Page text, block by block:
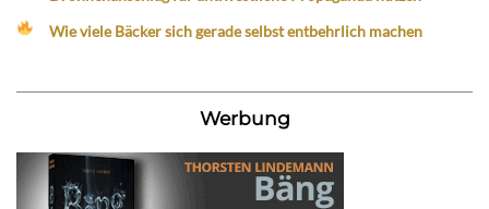
Wie viele Bäcker sich gerade selbst entbehrlich machen
Werbung